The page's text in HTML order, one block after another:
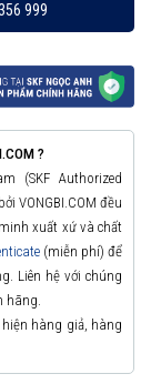
999
?
(SKF Authorized
VONGBI.COM đều
xuất xứ và chất
(miễn phí) để
Liên hệ với chúng
hãng.
hàng giả, hàng